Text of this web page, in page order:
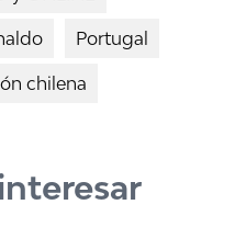
Portugal
chilena